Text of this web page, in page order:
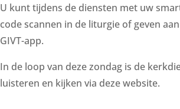
U kunt tijdens de diensten met uw
code scannen in de liturgie of geven
GIVT-app.
In de loop van deze zondag is de
luisteren en kijken via deze website.